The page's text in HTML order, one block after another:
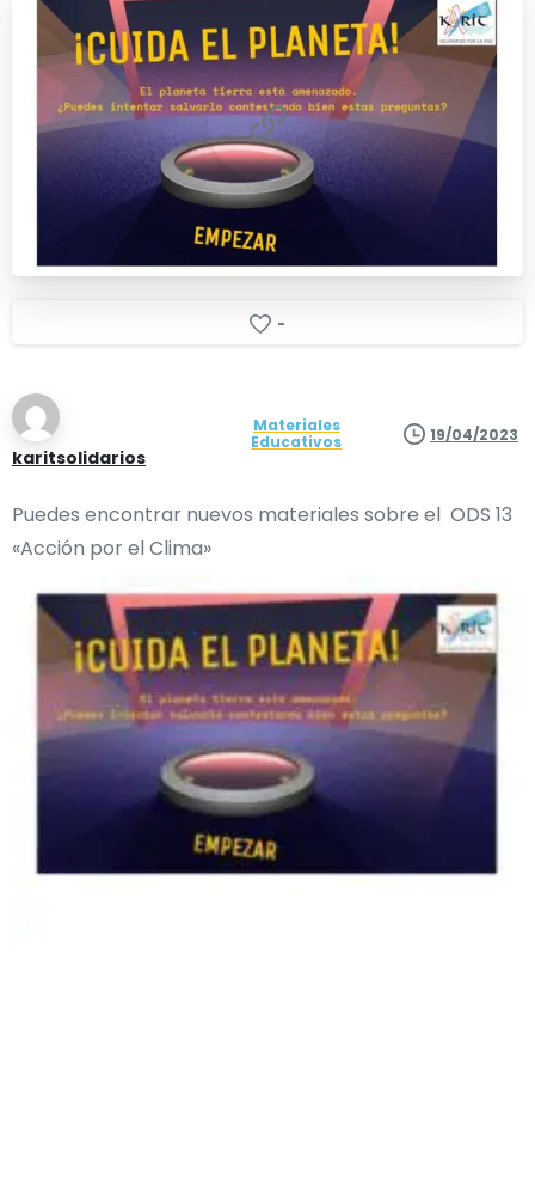
-
karitsolidarios
Materiales
Educativos
19/04/2023
Puedes encontrar nuevos materiales sobre el ODS 13
«Acción por el Clima»